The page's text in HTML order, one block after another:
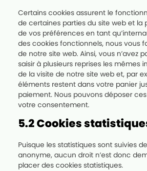
Certains cookies assurent le
de certaines parties du site web et la
de vos préférences en tant
des cookies fonctionnels, nous vous
de notre site web. Ainsi, vous n’avez
saisir à plusieurs reprises les mêmes
de la visite de notre site web et, par
éléments restent dans votre panier
paiement. Nous pouvons déposer
votre consentement.
5.2 Cookies
Puisque les statistiques sont suivies
anonyme, aucun droit n’est donc
placer des cookies statistiques.